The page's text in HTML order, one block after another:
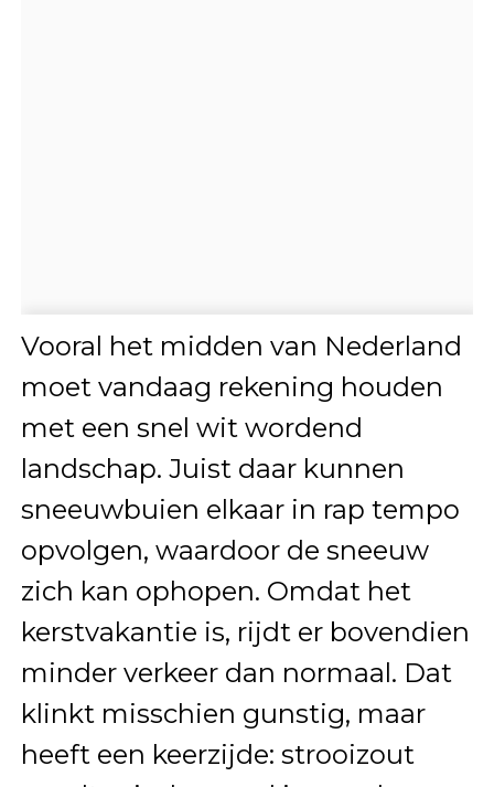
Vooral het midden van Nederland
moet vandaag rekening houden
met een snel wit wordend
landschap. Juist daar kunnen
sneeuwbuien elkaar in rap tempo
opvolgen, waardoor de sneeuw
zich kan ophopen. Omdat het
kerstvakantie is, rijdt er bovendien
minder verkeer dan normaal. Dat
klinkt misschien gunstig, maar
heeft een keerzijde: strooizout